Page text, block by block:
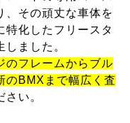
、その頑丈な車体を
特化したフリースタ
ました。
のフレームからブル
のBMXまで幅広く査
さい。